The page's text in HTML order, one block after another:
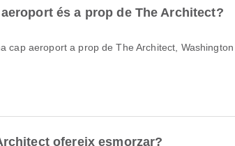
és a prop de The Architect?
cap aeroport a prop de The Architect, Washington
ofereix esmorzar?